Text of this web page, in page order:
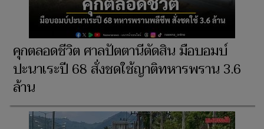
คุกตลอดชีวิต ศาลปัตตานีตัดสิน มือบอมบ์
ปะนาเระปี 68 สั่งชดใช้ญาติทหารพราน 3.6
ล้าน